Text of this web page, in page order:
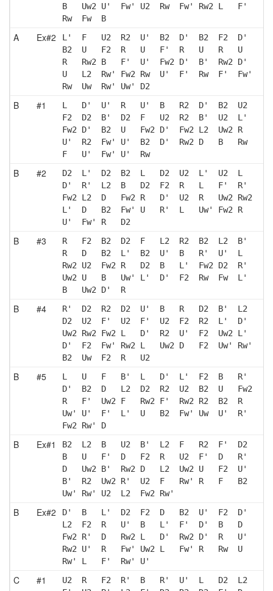
B   Uw2 U'  Fw' U2  Rw  Fw' Rw2 L   F'
Rw  Fw  B
A Ex#2
L'  F   U2  R2  U'  B2  D'  B2  F2  D'
B2  U   F2  R   U   F'  R   U   R   U
R   Rw2 B   F'  U'  Fw2 D'  B'  Rw2 D'
U   L2  Rw' Fw2 Rw  U'  F'  Rw  F'  Fw'
Rw  Uw  Rw' Uw' D2
B #1
L   D'  U'  R   U'  B   R2  D'  B2  U2
F2  D2  B'  D2  F   U2  R2  B'  U2  L'
Fw2 D'  B2  U   Fw2 D'  Fw2 L2  Uw2 R
U'  R2  Fw' U'  B2  D'  Rw2 D   B   Rw
F   U'  Fw' U'  Rw
B #2
D2  L'  D2  B2  L   D2  U2  L'  U2  L
D'  R'  L2  B   D2  F2  R   L   F'  R'
Fw2 L2  D   Fw2 R   D'  U2  R   Uw2 Rw2
L'  D   B2  Fw' U   R'  L   Uw' Fw2 R
U'  Fw' R   D2
B #3
R   F2  B2  D2  F   L2  R2  B2  L2  B'
R   D   B2  L'  B2  U'  B   R'  U'  L
Rw2 U2  Fw2 R   D2  B   L'  Fw2 D2  R'
Uw2 U   B   Uw' L'  D'  F2  Rw  Fw  L'
B   Uw2 D'  R
B #4
R'  D2  R2  D2  U'  B   R   D2  B'  L2
D2  U2  F'  U2  F'  U2  F2  R2  L'  D'
Uw2 Rw2 Fw2 L   D'  R2  U'  F2  Uw2 L'
D'  F2  Fw' Rw2 L   Uw2 D   F2  Uw' Rw'
B2  Uw  F2  R   U2
B #5
L   U   F   B'  L   D'  L'  F2  B   R'
D'  B2  D   L2  D2  R2  U2  B2  U   Fw2
R   F'  Uw2 F   Rw2 F'  Rw2 R2  B2  R
Uw' U'  F'  L'  U   B2  Fw' Uw  U'  R'
Fw2 Rw' D
B Ex#1
B2  L2  B   U2  B'  L2  F   R2  F'  D2
B   U   F'  D   F2  R   U2  F'  D   R'
D   Uw2 B'  Rw2 D   L2  Uw2 U   F2  U'
B'  R2  Uw2 R'  U2  F   Rw' R   F   B2
Uw' Rw' U2  L2  Fw2 Rw'
B Ex#2
D'  B   L'  D2  F2  D   B2  U'  F2  D'
L2  F2  R   U'  B   L'  F'  D'  B   D
Fw2 R'  D   Rw2 L   D'  Rw2 D'  R   U'
Rw2 U'  R   Fw' Uw2 L   Fw' R   Rw  U
Rw' L   F'  Rw' U'
C #1
U2  R   F2  R'  B   R'  U'  L   D2  L2